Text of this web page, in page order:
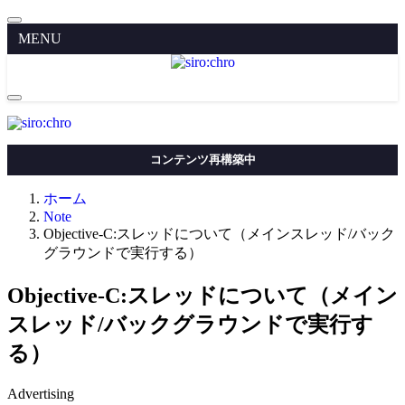
MENU
コンテンツ再構築中
ホーム
Note
Objective-C:スレッドについて（メインスレッド/バック
グラウンドで実行する）
Objective-C:スレッドについて（メイン
スレッド/バックグラウンドで実行す
る）
Advertising